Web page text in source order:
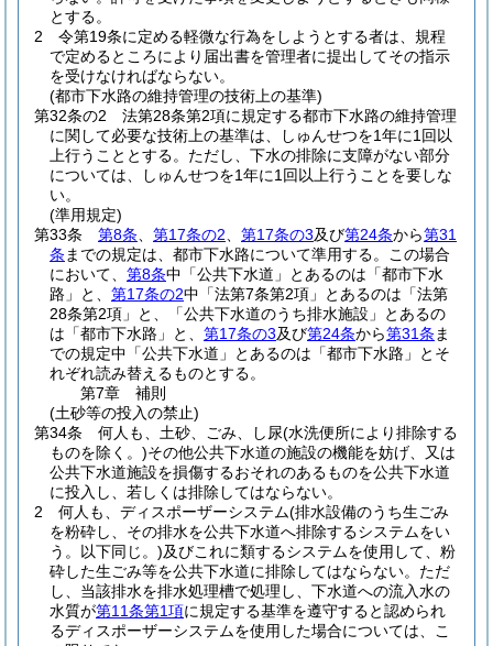
とする。
2
令第19条に定める軽微な行為をしようとする者は、規程
で定めるところにより届出書を管理者に提出してその指示
を受けなければならない。
(都市下水路の維持管理の技術上の基準)
第32条の2
法第28条第2項に規定する都市下水路の維持管理
に関して必要な技術上の基準は、しゅんせつを1年に1回以
上行うこととする。 ただし、下水の排除に支障がない部分
については、しゅんせつを1年に1回以上行うことを要しな
い。
(準用規定)
第33条
第8条 第17条の2 第17条の3及び第24条から第31
条 までの規定は、都市下水路について準用する。
この場合
において、 第8条中「公共下水道」とあるのは「都市下水
路」と、 第17条の2中「法第7条第2項」とあるのは「法第
28条第2項」と、「公共下水道のうち排水施設」とあるの
は「都市下水路」と、 第17条の3及び第24条から第31条 ま
での規定中「公共下水道」とあるのは「都市下水路」とそ
れぞれ読み替えるものとする。
第7章
補則
(土砂等の投入の禁止)
第34条
何人も、土砂、ごみ、し尿(水洗便所により排除する
ものを除く。)その他公共下水道の施設の機能を妨げ、又は
公共下水道施設を損傷するおそれのあるものを公共下水道
に投入し、若しくは排除してはならない。
2
何人も、ディスポーザーシステム(排水設備のうち生ごみ
を粉砕し、その排水を公共下水道へ排除するシステムをい
う。以下同じ。)及びこれに類するシステムを使用して、粉
砕した生ごみ等を公共下水道に排除してはならない。 ただ
し、当該排水を排水処理槽で処理し、下水道への流入水の
水質が第11条第1項に規定する基準を遵守すると認められ
るディスポーザーシステムを使用した場合については、こ